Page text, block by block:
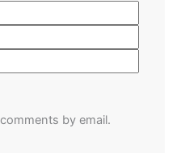
by email.